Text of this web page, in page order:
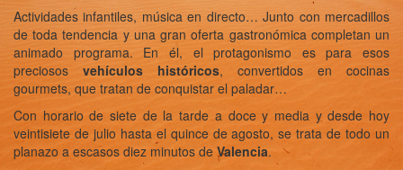
Actividades infantiles, música en directo… Junto con mercadillos
de toda tendencia y una gran oferta gastronómica completan un
animado programa. En él, el protagonismo es para esos
preciosos vehículos históricos, convertidos en cocinas
gourmets, que tratan de conquistar el paladar…
Con horario de siete de la tarde a doce y media y desde hoy
veintisiete de julio hasta el quince de agosto, se trata de todo un
planazo a escasos diez minutos de Valencia.